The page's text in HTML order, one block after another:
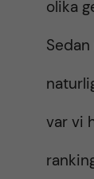
olika
var vi